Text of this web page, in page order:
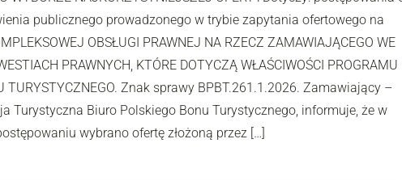
publicznego prowadzonego w trybie zapytania ofertowego na
OBSŁUGI PRAWNEJ NA RZECZ ZAMAWIAJĄCEGO WE
PRAWNYCH, KTÓRE DOTYCZĄ WŁAŚCIWOŚCI PROGRAMU
TURYSTYCZNEGO. Znak sprawy BPBT.261.1.2026. Zamawiający –
Turystyczna Biuro Polskiego Bonu Turystycznego, informuje, że w
wybrano ofertę złożoną przez […]